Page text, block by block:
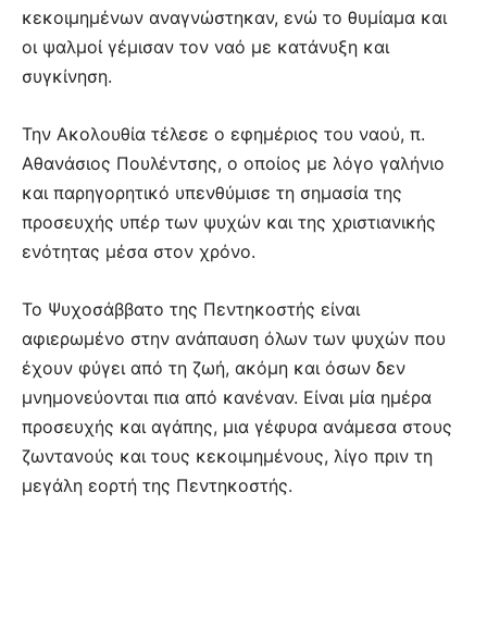
κεκοιμημένων αναγνώστηκαν, ενώ το θυμίαμα και
οι ψαλμοί γέμισαν τον ναό με κατάνυξη και
συγκίνηση.
Την Ακολουθία τέλεσε ο εφημέριος του ναού, π.
Αθανάσιος Πουλέντσης, ο οποίος με λόγο γαλήνιο
και παρηγορητικό υπενθύμισε τη σημασία της
προσευχής υπέρ των ψυχών και της χριστιανικής
ενότητας μέσα στον χρόνο.
Το Ψυχοσάββατο της Πεντηκοστής είναι
αφιερωμένο στην ανάπαυση όλων των ψυχών που
έχουν φύγει από τη ζωή, ακόμη και όσων δεν
μνημονεύονται πια από κανέναν. Είναι μία ημέρα
προσευχής και αγάπης, μια γέφυρα ανάμεσα στους
ζωντανούς και τους κεκοιμημένους, λίγο πριν τη
μεγάλη εορτή της Πεντηκοστής.